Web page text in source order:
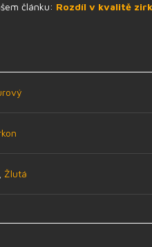
článku: Rozdíl v kvalitě
Žlutá